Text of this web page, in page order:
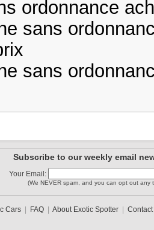
ordonnance
sans
sans
Subscribe to our weekly email
Your Email:
(We NEVER spam, and you can opt out any
Cars| FAQ| About Exotic Spotter| Contact